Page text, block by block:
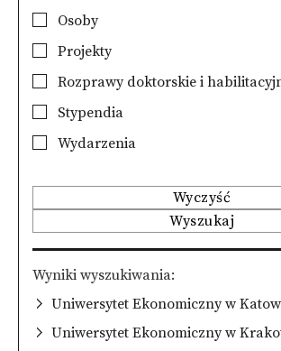
Osoby
Projekty
Rozprawy doktorskie i
Stypendia
Wydarzenia
Wyczyść
Wyszukaj
Wyniki wyszukiwania
Uniwersytet Ekonomiczny w
Uniwersytet Ekonomiczny w